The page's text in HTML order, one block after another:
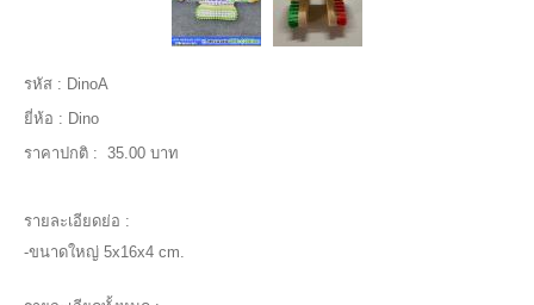
รหัส : DinoA
ยี่ห้อ : Dino
ราคาปกติ : 35.00 บาท
รายละเอียดย่อ :
-ขนาดใหญ่ 5x16x4 cm.